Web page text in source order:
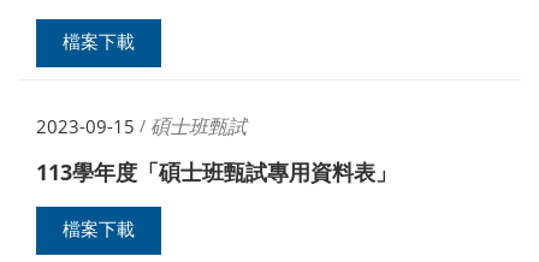
檔案下載
2023-09-15 / 碩士班甄試
113學年度「碩士班甄試專用資料表」
檔案下載